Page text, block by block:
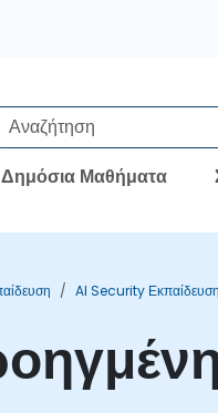
Δημόσια Μαθήματα
AI Security Εκπαίδευση